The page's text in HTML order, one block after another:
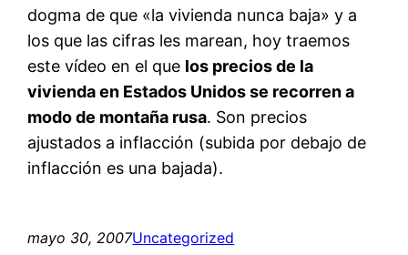
dogma de que «la vivienda nunca baja» y a
los que las cifras les marean, hoy traemos
este vídeo en el que los precios de la
vivienda en Estados Unidos se recorren a
modo de montaña rusa. Son precios
ajustados a inflacción (subida por debajo de
inflacción es una bajada).
mayo 30, 2007Uncategorized